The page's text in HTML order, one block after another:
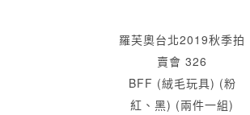
羅芙奧台北2019秋季拍
賣會 326
BFF (絨毛玩具) (粉
紅、黑) (兩件一組)